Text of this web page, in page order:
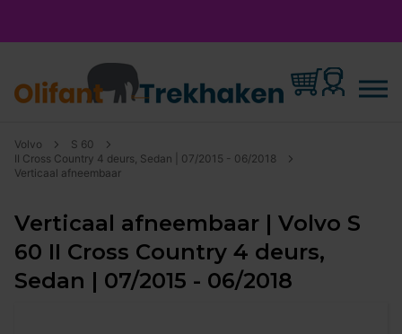
Volvo
S 60
II Cross Country 4 deurs, Sedan | 07/2015 - 06/2018
Verticaal afneembaar
Verticaal afneembaar | Volvo S
60 II Cross Country 4 deurs,
Sedan | 07/2015 - 06/2018